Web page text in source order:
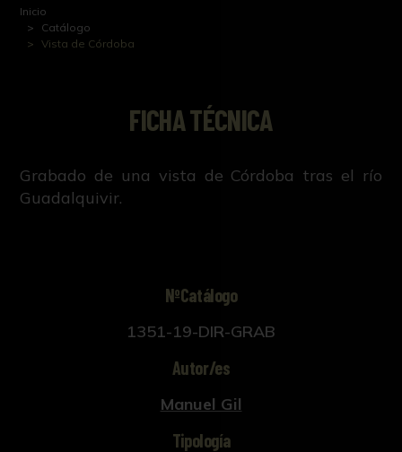
Inicio
Catálogo
Vista de Córdoba
FICHA TÉCNICA
Grabado de una vista de Córdoba tras el río
Guadalquivir.
NºCatálogo
1351-19-DIR-GRAB
Autor/es
Manuel Gil
Tipología